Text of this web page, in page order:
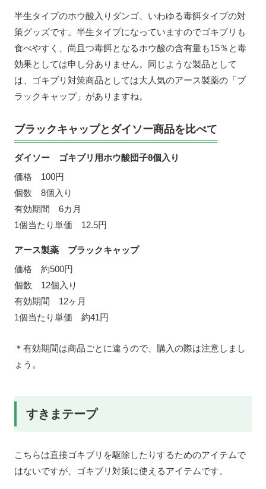
半生タイプのホウ酸入りダンゴ、いわゆる毒餌タイプの対
策グッズです。半生タイプになっていますのでゴキブリも
食べやすく、尚且つ毒餌となるホウ酸の含有量も15％と毒
効果としては申し分ありません。同じような製品として
は、ゴキブリ対策商品としては大人気のアース製薬の「ブ
ラックキャップ」がありますね。
ブラックキャップとダイソー商品を比べて
ダイソー ゴキブリ用ホウ酸団子8個入り
価格 100円
個数 8個入り
有効期間 6カ月
1個当たり単価 12.5円
アース製薬 ブラックキャップ
価格 約500円
個数 12個入り
有効期間 12ヶ月
1個当たり単価 約41円
＊有効期間は商品ごとに違うので、購入の際は注意しまし
ょう。
すきまテープ
こちらは直接ゴキブリを駆除したりするためのアイテムで
はないですが、ゴキブリ対策に使えるアイテムです。